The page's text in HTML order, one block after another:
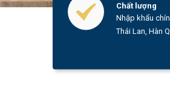
Chất lượng
Nhập khẩu
Thái Lan, Hàn